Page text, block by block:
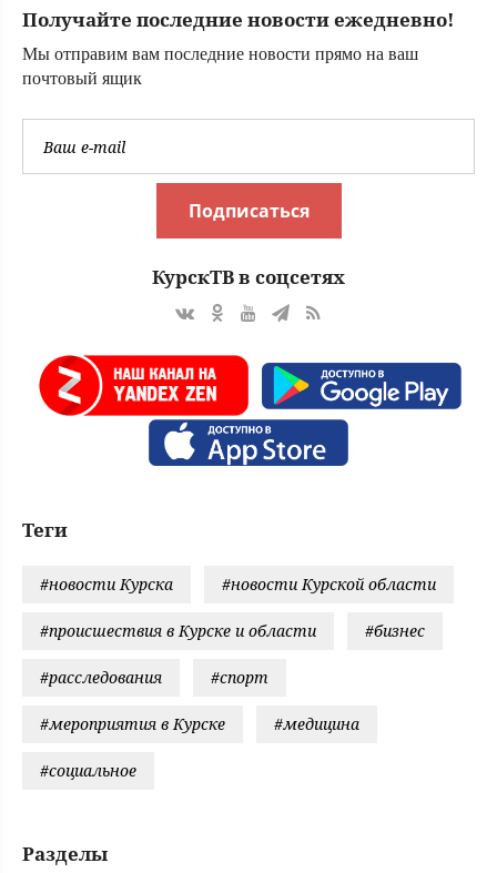
Получайте последние новости ежедневно!
Мы отправим вам последние новости прямо на ваш
почтовый ящик
Подписаться
КурскТВ в соцсетях
Теги
#новости Курска #новости Курской области
#происшествия в Курске и области #бизнес
#расследования #спорт
#мероприятия в Курске #медицина
#социальное
Разделы